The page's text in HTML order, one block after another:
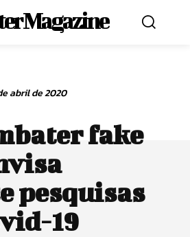
Magazine
abril de 2020
fake
pesquisas
19